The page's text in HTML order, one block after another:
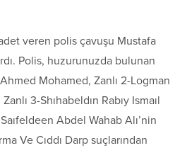
veren polis çavuşu Mustafa
Polis, huzurunuzda bulunan
Mohamed, Zanlı 2-Logman
3-Shıhabeldın Rabıy Ismaıl
Abdel Wahab Alı’nin
Ve Cıddı Darp suçlarından